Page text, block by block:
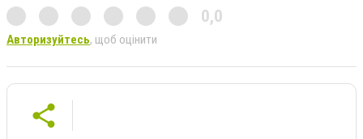
0,0
Авторизуйтесь, щоб оцінити